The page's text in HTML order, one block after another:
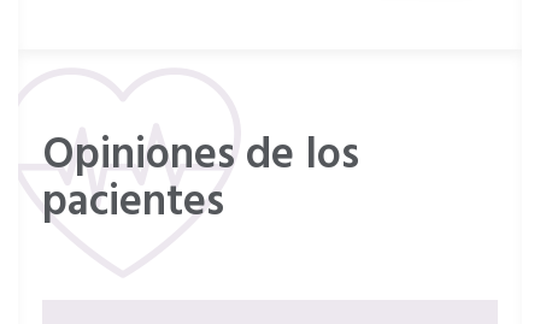
Opiniones de los
pacientes